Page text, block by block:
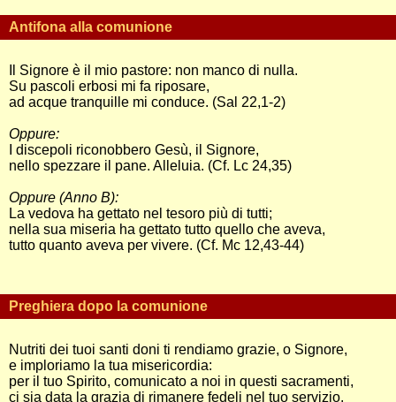
Antifona alla comunione
Il Signore è il mio pastore: non manco di nulla.
Su pascoli erbosi mi fa riposare,
ad acque tranquille mi conduce. (Sal 22,1-2)
Oppure:
I discepoli riconobbero Gesù, il Signore,
nello spezzare il pane. Alleluia. (Cf. Lc 24,35)
Oppure (Anno B):
La vedova ha gettato nel tesoro più di tutti;
nella sua miseria ha gettato tutto quello che aveva,
tutto quanto aveva per vivere. (Cf. Mc 12,43-44)
Preghiera dopo la comunione
Nutriti dei tuoi santi doni ti rendiamo grazie, o Signore,
e imploriamo la tua misericordia:
per il tuo Spirito, comunicato a noi in questi sacramenti,
ci sia data la grazia di rimanere fedeli nel tuo servizio.